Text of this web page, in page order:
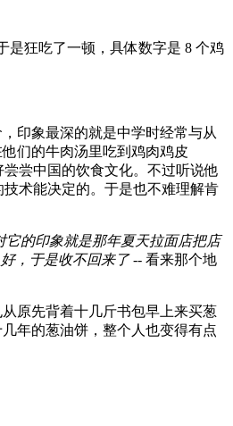
是狂吃了一顿，具体数字是 8 个鸡
印象最深的就是中学时经常与从
们的牛肉汤里吃到鸡肉鸡皮
尝中国的饮食文化。不过听说他
术能决定的。于是也不难理解肯
的印象就是那年夏天拉面店把店
，于是收不回来了 -- 看来那个地
原先背着十几斤书包早上来买葱
年的葱油饼，整个人也变得有点